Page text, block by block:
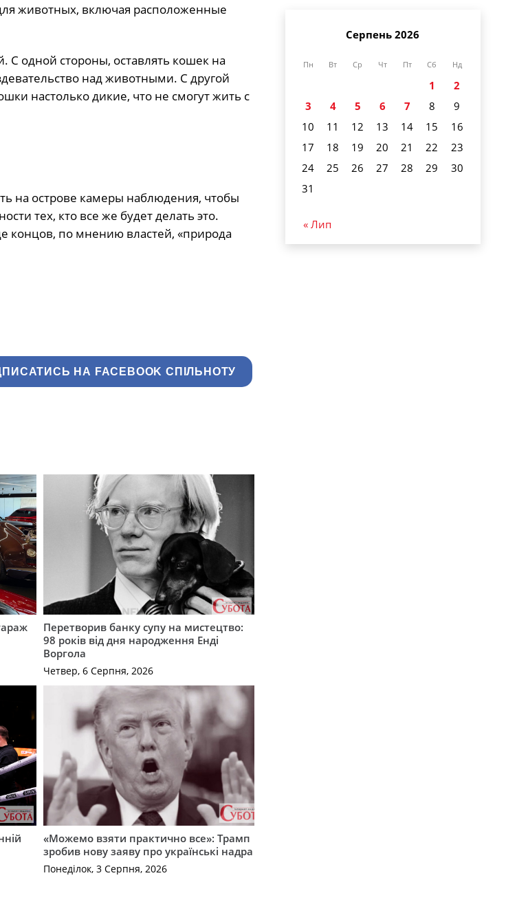
животных, включая расположенные
С одной стороны, оставлять кошек на
над животными. С другой
настолько дикие, что не смогут жить с
на острове камеры наблюдения, чтобы
тех, кто все же будет делать это.
концов, по мнению властей, «природа
НА FACEBOOK СПІЛЬНОТУ
Перетворив банку супу на мистецтво:
98 років від дня народження Енді
Воргола
Четвер, 6 Серпня, 2026
«Можемо взяти практично все»: Трамп
зробив нову заяву про українські надра
Понеділок, 3 Серпня, 2026
Серпень 2026
Пн Вт Ср Чт Пт Сб Нд
1
2
3
4 5 6 7 8
9
10
11 12 13 14 15
16
17
18 19 20 21 22
23
24
25 26 27 28 29
30
31
« Лип